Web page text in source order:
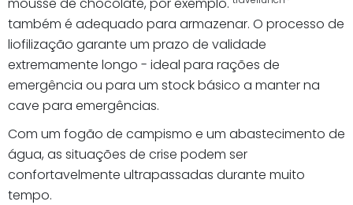
também é adequado para armazenar. O processo de
liofilização garante um prazo de validade
extremamente longo - ideal para rações de
emergência ou para um stock básico a manter na
cave para emergências.
Com um fogão de campismo e um abastecimento de
água, as situações de crise podem ser
confortavelmente ultrapassadas durante muito
tempo.